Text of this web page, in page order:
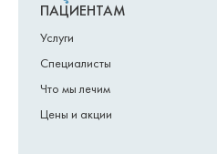
ПАЦИЕНТАМ
Услуги
Специалисты
Что мы лечим
Цены и акции